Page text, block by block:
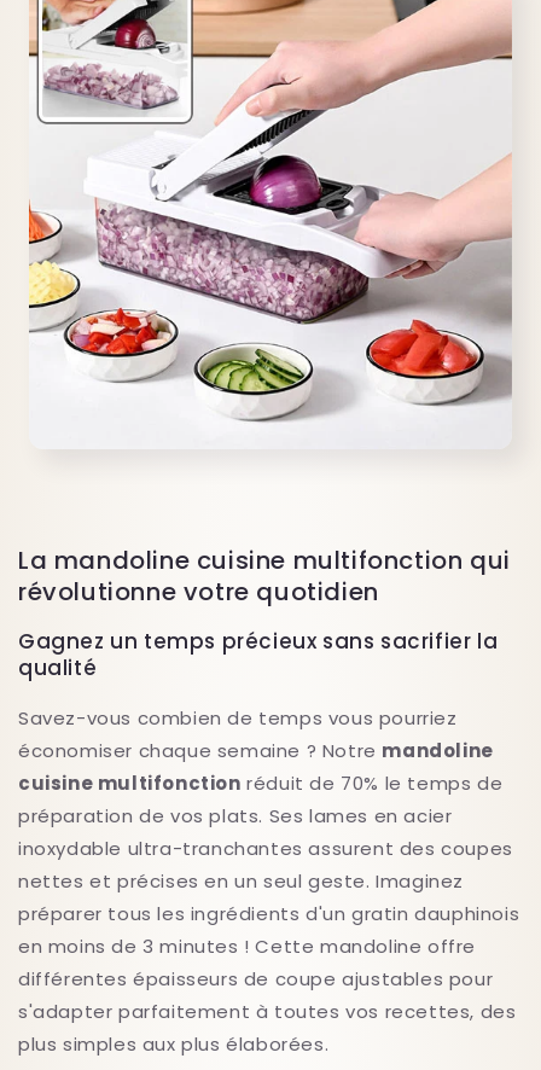
La mandoline cuisine multifonction qui
révolutionne votre quotidien
Gagnez un temps précieux sans sacrifier la
qualité
Savez-vous combien de temps vous pourriez
économiser chaque semaine ? Notre mandoline
cuisine multifonction réduit de 70% le temps de
préparation de vos plats. Ses lames en acier
inoxydable ultra-tranchantes assurent des coupes
nettes et précises en un seul geste. Imaginez
préparer tous les ingrédients d'un gratin dauphinois
en moins de 3 minutes ! Cette mandoline offre
différentes épaisseurs de coupe ajustables pour
s'adapter parfaitement à toutes vos recettes, des
plus simples aux plus élaborées.